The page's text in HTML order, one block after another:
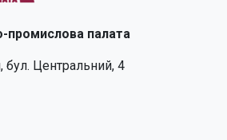
промислова палата
Центральний, 4